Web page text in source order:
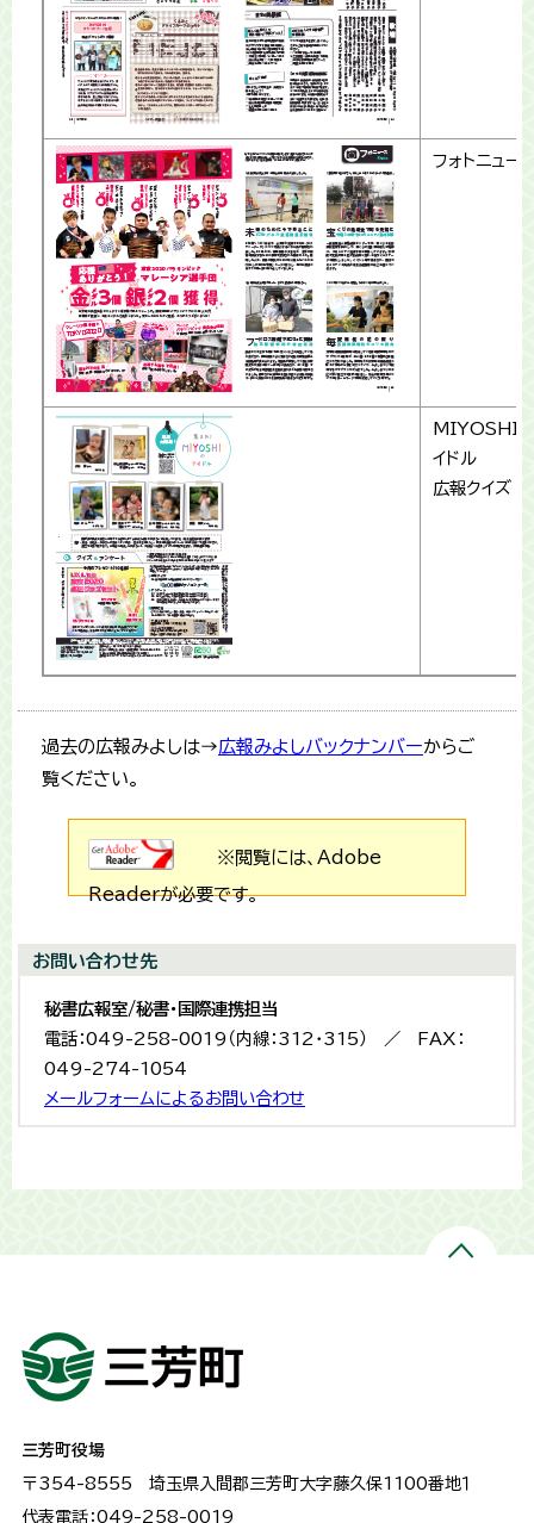
フォトニュー
MIYOSHI
イドル
広報クイズ
過去の広報みよしは→広報みよしバックナンバーからご
覧ください。
※閲覧には、Adobe
Readerが必要です。
お問い合わせ先
秘書広報室/秘書・国際連携担当
電話：049-258-0019（内線：312・315） ／ FAX：
049-274-1054
メールフォームによるお問い合わせ
三芳町役場
〒354-8555 埼玉県入間郡三芳町大字藤久保1100番地１
代表電話：049-258-0019